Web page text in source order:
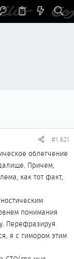
#1 621
облегчение
Причем,
как тот факт,
понимания
Перефразируя
я с гимором этим